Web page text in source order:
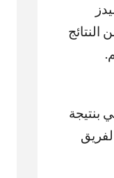
بنتيجة